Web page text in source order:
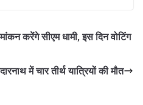
करेंगे सीएम धामी, इस दिन वोटिंग
में चार तीर्थ यात्रियों की मौत